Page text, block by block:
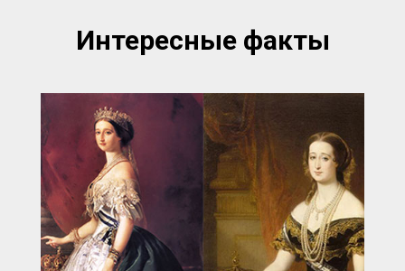
Интересные факты